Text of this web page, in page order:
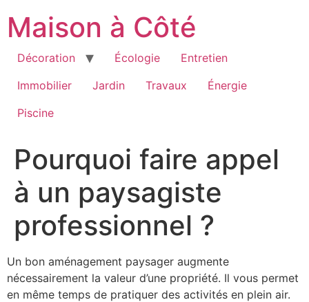
contenu
Maison à Côté
Décoration Écologie
Entretien
Immobilier
Jardin Travaux
Énergie
Piscine
Pourquoi faire appel
à un paysagiste
professionnel ?
Un bon aménagement paysager augmente
nécessairement la valeur d’une propriété. Il vous permet
en même temps de pratiquer des activités en plein air.